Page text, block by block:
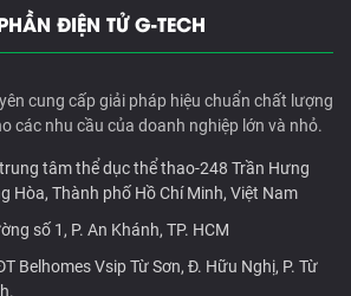
ĐIỆN TỬ G-TECH
cung cấp giải pháp hiệu chuẩn chất lượng
các nhu cầu của doanh nghiệp lớn và nhỏ.
tâm thể dục thể thao-248 Trần Hưng
Hòa, Thành phố Hồ Chí Minh, Việt Nam
số 1, P. An Khánh, TP. HCM
Belhomes Vsip Từ Sơn, Đ. Hữu Nghị, P. Từ